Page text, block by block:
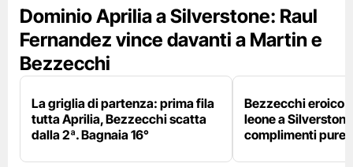
Dominio Aprilia a Silverstone: Raul
Fernandez vince davanti a Martin e
Bezzecchi
La griglia di partenza: prima fila
tutta Aprilia, Bezzecchi scatta
dalla 2ª. Bagnaia 16°
Bezzecchi eroico
leone a
complimenti pure